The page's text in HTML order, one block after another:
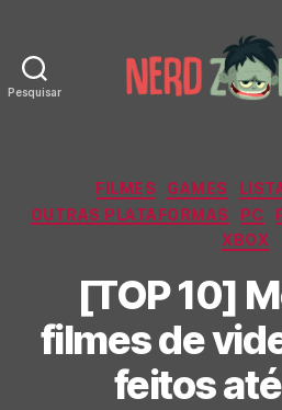
Pesquisar
FILMES GAMES
OUTRAS PLATAFORMAS
PC
XBOX
[TOP 10]
filmes de
feitos